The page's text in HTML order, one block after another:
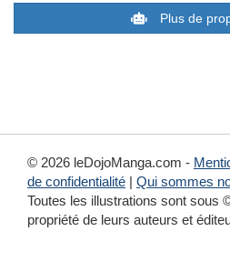
Plus de
© 2026 leDojoManga.com -
de confidentialité | Qui sommes
Toutes les illustrations sont sous
propriété de leurs auteurs et